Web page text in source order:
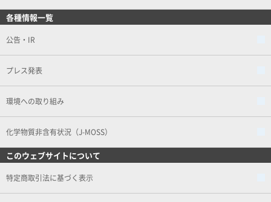
各種情報一覧
公告・IR
プレス発表
環境への取り組み
化学物質非含有状況（J-MOSS）
このウェブサイトについて
特定商取引法に基づく表示